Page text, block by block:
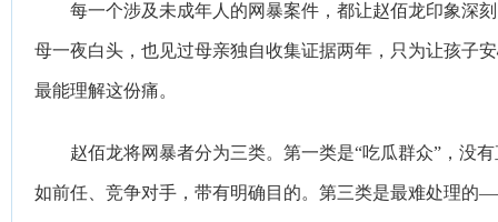
每一个涉及未成年人的网暴案件，都让赵佰龙印象深
母一夜白头，也见过母亲独自收集证据两年，只为让孩子
最能理解这份痛。
赵佰龙将网暴者分为三类。第一类是“吃瓜群众”，没
如前任、竞争对手，带有明确目的。第三类是最难处理